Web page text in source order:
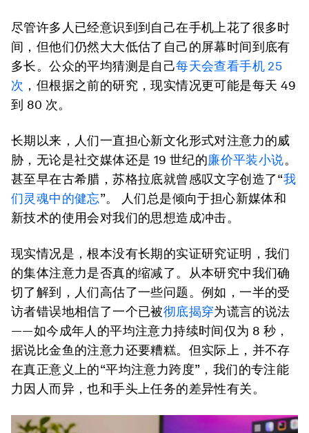
尽管许多人已经意识到到自己在手机上花了很多时
间，但他们仍然大大低估了自己的屏幕时间到底有
多长。公众的平均猜测是自己每天会查看手机 25
次 ，但根据之前的研究，现实情况更可能是每天 49
到 80 次。
长期以来，人们一直担心新文化形式对注意力的威
胁，无论是社交媒体还是 19 世纪的廉价平装小说。
甚至早在古希腊，苏格拉底就曾感叹文字创造了“我
们灵魂中的健忘”。 人们总是倾向于担心新媒体和
新技术的使用会对我们的思想造成冲击。
现实情况是，根本没有长期的实证研究证明，我们
的集体注意力是否真的缩减了。从本研究中我们确
切了解到，人们高估了一些问题。例如，一半的受
访者错误地相信了一个已被彻底揭穿为谎言的说法
——如今成年人的平均注意力持续时间仅为 8 秒，
据说比金鱼的注意力还要糟糕。但实际上，并不存
在真正意义上的“平均注意力跨度”，我们的专注能
力因人而异，也和手头上任务的差异性有关。